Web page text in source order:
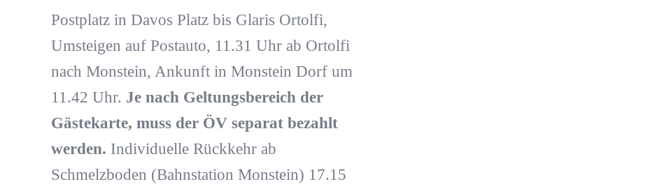
Postplatz in Davos Platz bis Glaris Ortolfi,
Umsteigen auf Postauto, 11.31 Uhr ab Ortolfi
nach Monstein, Ankunft in Monstein Dorf um
11.42 Uhr. Je nach Geltungsbereich der
Gästekarte, muss der ÖV separat bezahlt
werden. Individuelle Rückkehr ab
Schmelzboden (Bahnstation Monstein) 17.15